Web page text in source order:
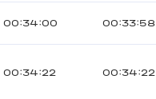
00:34:00 00:33:58
00:34:22 00:34:22